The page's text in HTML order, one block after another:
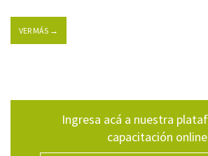
VER MÁS →
Ingresa acá a nuestra
capacitación online